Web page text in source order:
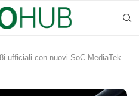
ufficiali con nuovi SoC MediaTek